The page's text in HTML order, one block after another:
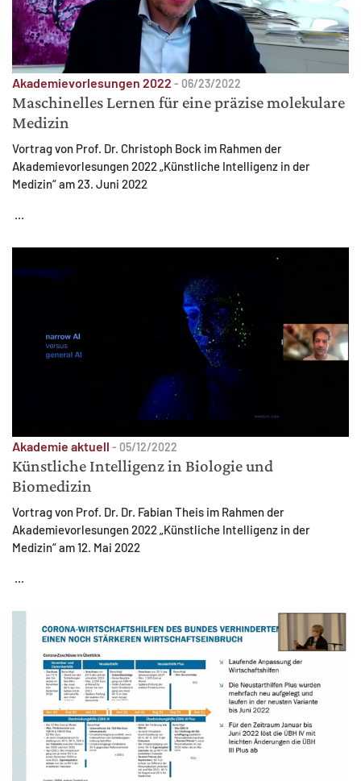
Akademievorlesungen 2022 - 06/23/2022
Maschinelles Lernen für eine präzise molekulare
Medizin
Vortrag von Prof. Dr. Christoph Bock im Rahmen der
Akademievorlesungen 2022 „Künstliche Intelligenz in der
Medizin“ am 23. Juni 2022
...
Akademie aktuell - 05/12/2022
Künstliche Intelligenz in Biologie und
Biomedizin
Vortrag von Prof. Dr. Dr. Fabian Theis im Rahmen der
Akademievorlesungen 2022 „Künstliche Intelligenz in der
Medizin“ am 12. Mai 2022
...